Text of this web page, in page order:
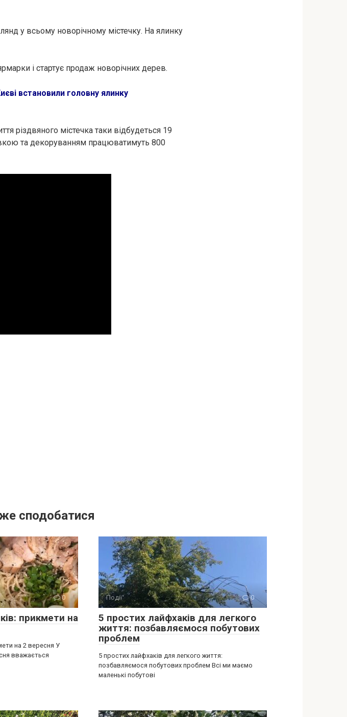
у всьому новорічному містечку. На ялинку
і стартує продаж новорічних дерев.
встановили головну ялинку
різдвяного містечка таки відбудеться 19
та декоруванням працюватимуть 800
сподобатися
0
прикмети на
на 2 вересня У
вважається
Події 0
5 простих лайфхаків для легкого
життя: позбавляємося побутових
проблем
5 простих лайфхаків для легкого життя:
позбавляємося побутових проблем Всі ми маємо
маленькі побутові